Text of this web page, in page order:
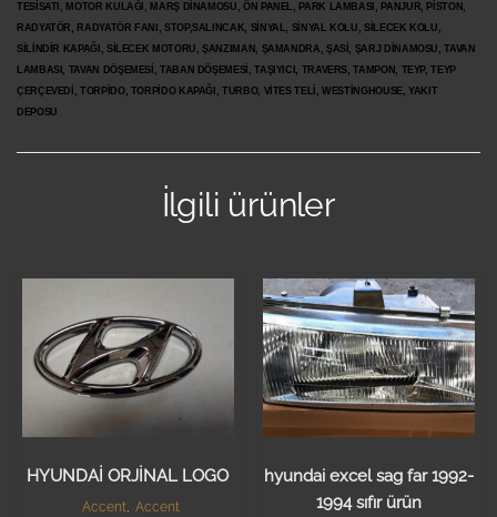
TESİSATI, MOTOR KULAĞI, MARŞ DİNAMOSU, ÖN PANEL, PARK LAMBASI, PANJUR, PİSTON,
RADYATÖR, RADYATÖR FANI, STOP,SALINCAK, SİNYAL, SİNYAL KOLU, SİLECEK KOLU,
SİLİNDİR KAPAĞI, SİLECEK MOTORU, ŞANZIMAN, ŞAMANDRA, ŞASİ, ŞARJ DİNAMOSU, TAVAN
LAMBASI, TAVAN DÖŞEMESİ, TABAN DÖŞEMESİ, TAŞIYICI, TRAVERS, TAMPON, TEYP, TEYP
ÇERÇEVEDİ, TORPİDO, TORPİDO KAPAĞI, TURBO, VİTES TELİ, WESTİNGHOUSE, YAKIT
DEPOSU
İlgili ürünler
HYUNDAİ ORJİNAL LOGO
Accent, Accent
hyundai excel sag far 1992-
1994 sıfır ürün